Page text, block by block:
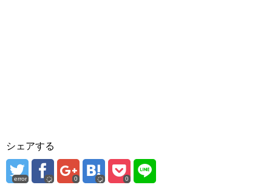
シェアする
error 0 0